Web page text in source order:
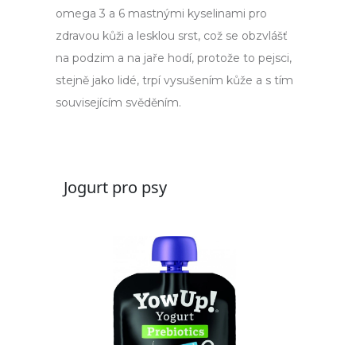
omega 3 a 6 mastnými kyselinami pro
zdravou kůži a lesklou srst, což se obzvlášť
na podzim a na jaře hodí, protože to pejsci,
stejně jako lidé, trpí vysušením kůže a s tím
souvisejícím svěděním.